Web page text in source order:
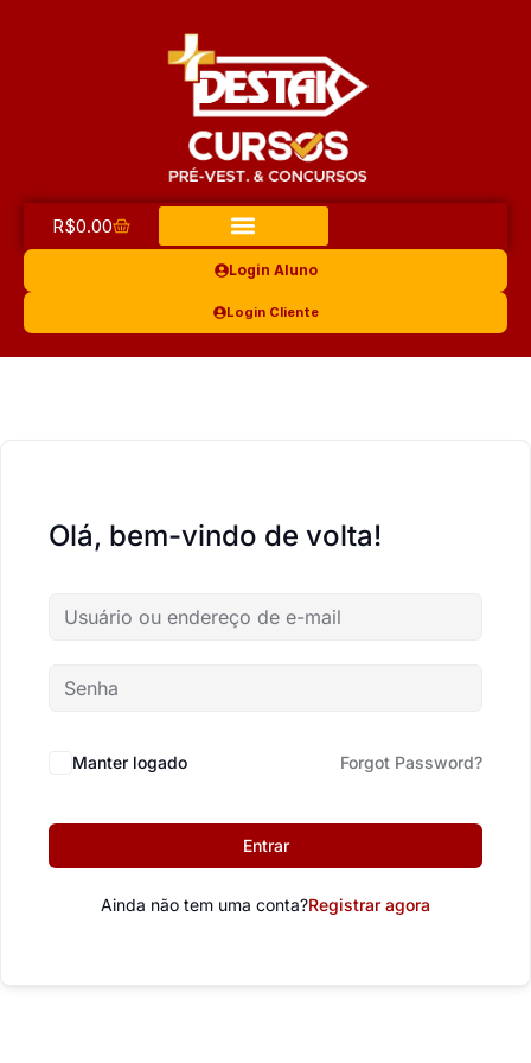
R$0.00
Login Aluno
Login Cliente
Olá, bem-vindo de volta!
Manter logado Forgot Password?
Entrar
Ainda não tem uma conta?Registrar agora